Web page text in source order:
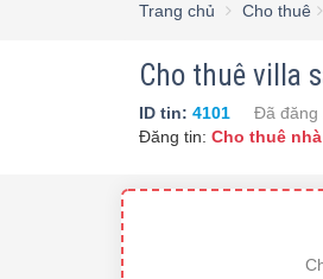
Trang chủ Cho thuê
Cho thuê villa
ID tin: 4101 Đã đăng
Đăng tin: Cho thuê